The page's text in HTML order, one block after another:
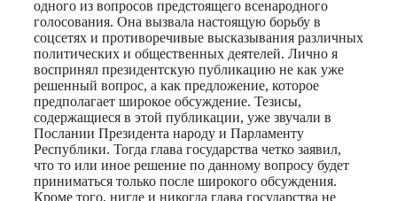
одного из вопросов предстоящего всенародного
голосования. Она вызвала настоящую борьбу в
соцсетях и противоречивые высказывания различных
политических и общественных деятелей. Лично я
воспринял президентскую публикацию не как уже
решенный вопрос, а как предложение, которое
предполагает широкое обсуждение. Тезисы,
содержащиеся в этой публикации, уже звучали в
Послании Президента народу и Парламенту
Республики. Тогда глава государства четко заявил,
что то или иное решение по данному вопросу будет
приниматься только после широкого обсуждения.
Кроме того, нигде и никогда глава государства не